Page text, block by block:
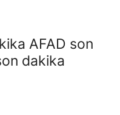
AFAD son
dakika